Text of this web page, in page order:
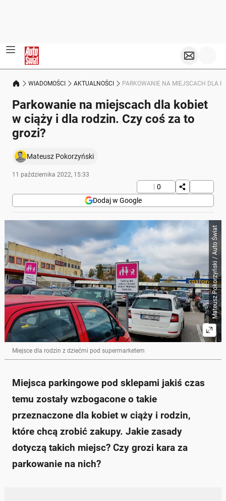
WIADOMOŚCI AKTUALNOŚCI PARKOWANIE NA MIEJSCACH DLA
Parkowanie na miejscach dla kobiet
w ciąży i dla rodzin. Czy coś za to
grozi?
Mateusz Pokorzyński
11 października 2022, 15:33
0
Dodaj w Google
Mateusz Pokorzyński / Auto Świat
Miejsce dla rodzin z dziećmi pod supermarketem
Miejsca parkingowe pod sklepami jakiś czas
temu zostały wzbogacone o takie
przeznaczone dla kobiet w ciąży i rodzin,
które chcą zrobić zakupy. Jakie zasady
dotyczą takich miejsc? Czy grozi kara za
parkowanie na nich?